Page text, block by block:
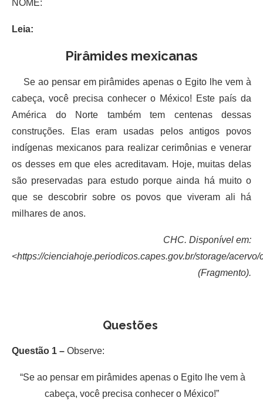
NOME:
Leia:
Pirâmides mexicanas
Se ao pensar em pirâmides apenas o Egito lhe vem à
cabeça, você precisa conhecer o México! Este país da
América do Norte também tem centenas dessas
construções. Elas eram usadas pelos antigos povos
indígenas mexicanos para realizar cerimônias e venerar
os desses em que eles acreditavam. Hoje, muitas delas
são preservadas para estudo porque ainda há muito o
que se descobrir sobre os povos que viveram ali há
milhares de anos.
CHC. Disponível em:
<https://cienciahoje.periodicos.capes.gov.br/storage/acervo/
(Fragmento).
Questões
Questão 1 – Observe:
“Se ao pensar em pirâmides apenas o Egito lhe vem à
cabeça, você precisa conhecer o México!”